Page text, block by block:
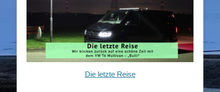
Die letzte Reise